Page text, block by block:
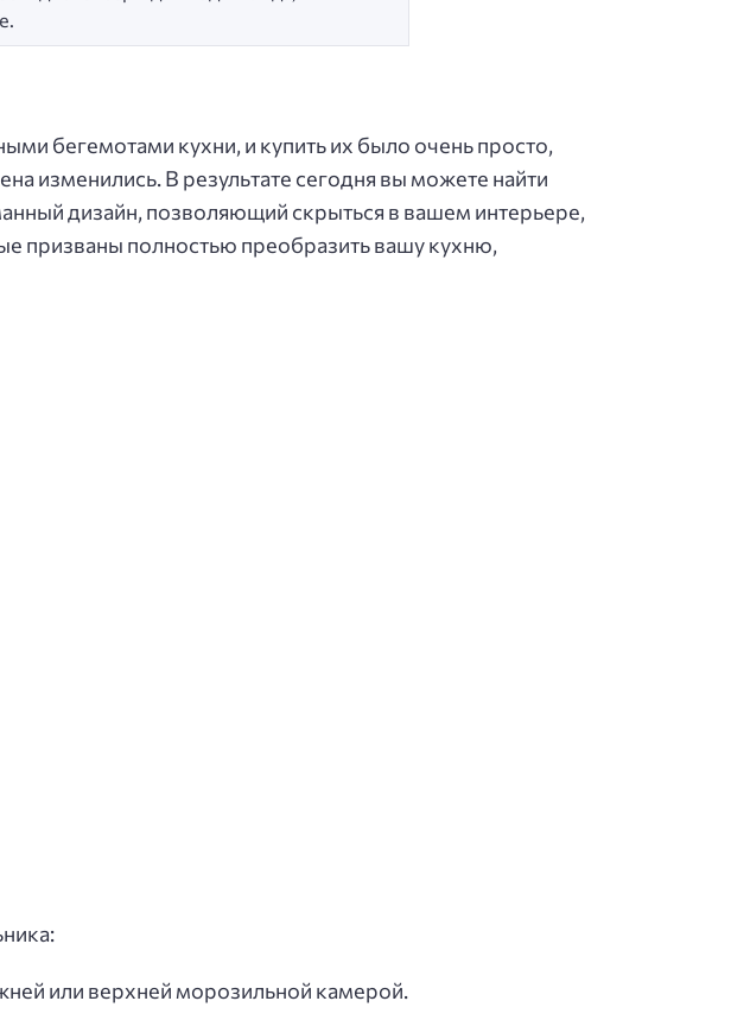
бегемотами кухни, и купить их было очень просто,
изменились. В результате сегодня вы можете найти
дизайн, позволяющий скрыться в вашем интерьере,
призваны полностью преобразить вашу кухню,
или верхней морозильной камерой.